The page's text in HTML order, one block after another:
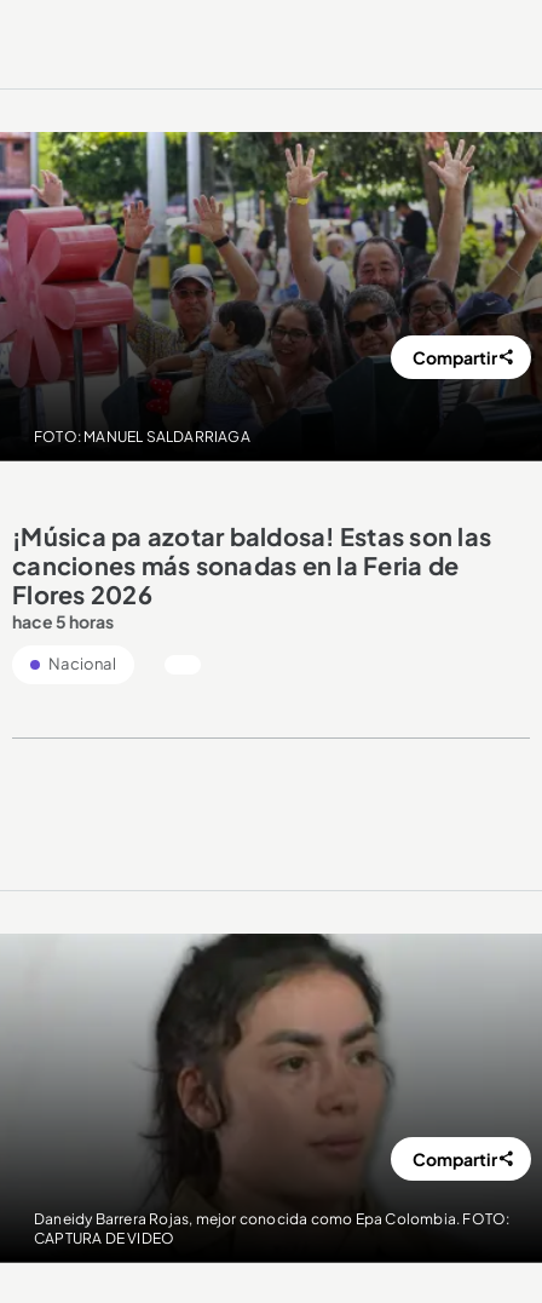
FOTO: MANUEL SALDARRIAGA
Compartir
¡Música pa azotar baldosa! Estas son las
canciones más sonadas en la Feria de
Flores 2026
hace 5 horas
Nacional
Daneidy Barrera Rojas, mejor conocida como Epa Colombia. FOTO:
CAPTURA DE VIDEO
Compartir